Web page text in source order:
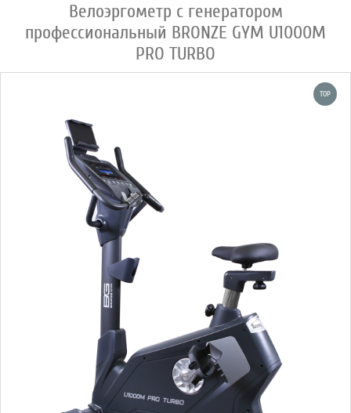
Велоэргометр с генератором
профессиональный BRONZE GYM U1000M
PRO TURBO
TOP